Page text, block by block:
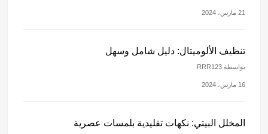
21 مارس، 2024
تنظيف الألوميتال: دليل شامل وسهل
بواسطة RRR123
16 مارس، 2024
المخلل البيتي: نكهات تقليدية بلمسات عصرية